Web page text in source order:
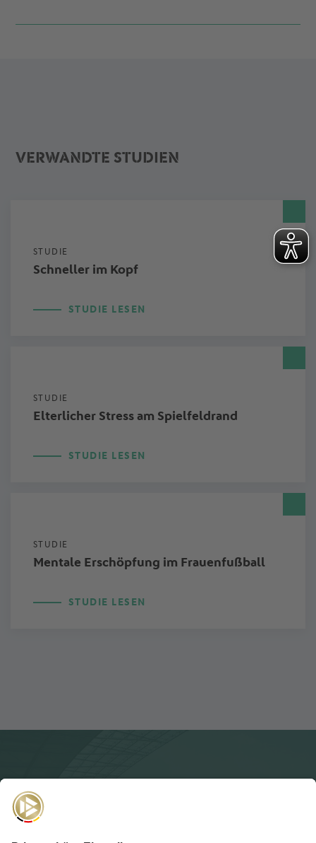
VERWANDTE STUDIEN
STUDIE
Schneller im Kopf
STUDIE LESEN
STUDIE
Elterlicher Stress am Spielfeldrand
STUDIE LESEN
STUDIE
Mentale Erschöpfung im Frauenfußball
STUDIE LESEN